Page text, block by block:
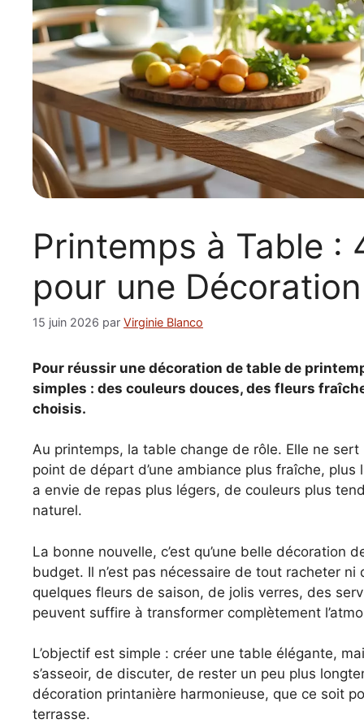
Printemps à Table :
pour une
15 juin 2026 par Virginie Blanco
Pour réussir une décoration de table de
simples : des couleurs douces, des fleurs
choisis.
Au printemps, la table change de rôle. Elle ne
point de départ d’une ambiance plus fraîche,
a envie de repas plus légers, de couleurs plus
naturel.
La bonne nouvelle, c’est qu’une belle décoration
budget. Il n’est pas nécessaire de tout racheter
quelques fleurs de saison, de jolis verres, des
peuvent suffire à transformer complètement
L’objectif est simple : créer une table élégante,
s’asseoir, de discuter, de rester un peu plus
décoration printanière harmonieuse, que ce soit
terrasse.